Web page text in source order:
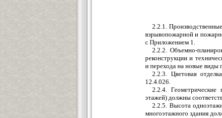
2.2.1.
взрывопожарной и
с Приложением 1.
2.2.2. Объемно-
реконструкции и
и перехода на новые виды
2.2.3. Цветовая
12.4.026.
2.2.4.
этажей) должны
2.2.5. Высота
многоэтажного здания